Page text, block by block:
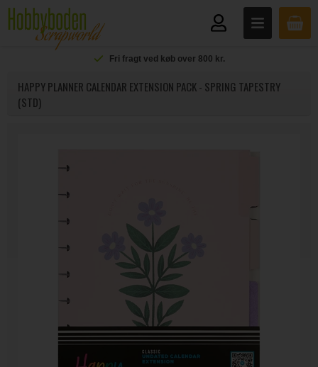
Fri fragt ved køb over 800 kr.
HAPPY PLANNER CALENDAR EXTENSION PACK - SPRING TAPESTRY
(STD)